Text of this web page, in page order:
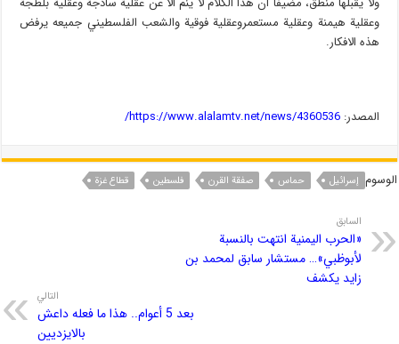
وعقلية هيمنة وعقلية مستعمروعقلية فوقية والشعب الفلسطيني جميعه يرفض
هذه الافكار.
المصدر:https://www.alalamtv.net/news/4360536/
الوسوم إسرائیل حماس صفقة القرن فلسطین قطاع غزة
السابق
«الحرب اليمنية انتهت بالنسبة
لأبوظبي»… مستشار سابق لمحمد بن
زايد يكشف
التالي
بعد 5 أعوام.. هذا ما فعله داعش
بالايزديين